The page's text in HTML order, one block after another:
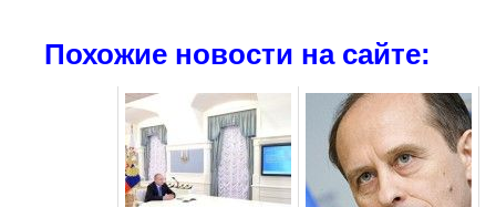
Похожие новости на сайте: